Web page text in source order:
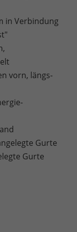
in Verbindung
vorn, längs-
Gurte
Gurte